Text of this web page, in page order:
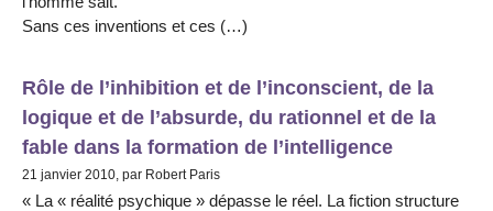
Sans ces inventions et ces (…)
Rôle de l’inhibition et de l’inconscient, de la
logique et de l’absurde, du rationnel et de la
fable dans la formation de l’intelligence
21 janvier 2010, par Robert Paris
« La « réalité psychique » dépasse le réel. La fiction structure